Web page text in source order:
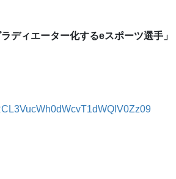
ディエーター化するeスポーツ選手」